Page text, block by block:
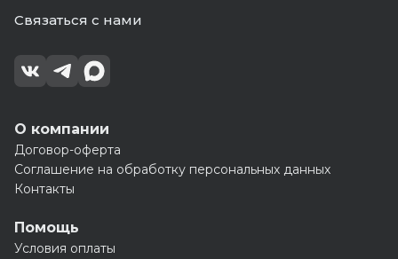
Связаться с нами
О компании
Договор-оферта
Соглашение на обработку персональных данных
Контакты
Помощь
Условия оплаты